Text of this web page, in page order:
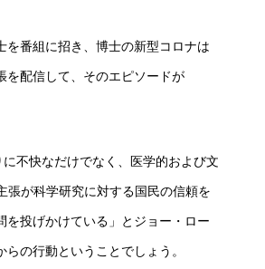
番組に招き、博士の新型コロナは
を配信して、そのエピソードが
不快なだけでなく、医学的および文
張が科学研究に対する国民の信頼を
投げかけている」とジョー・ロー
の行動ということでしょう。